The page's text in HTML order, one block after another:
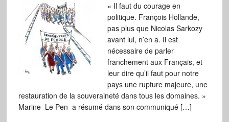
« Il faut du courage en
politique. François Hollande,
pas plus que Nicolas Sarkozy
avant lui, n’en a. Il est
nécessaire de parler
franchement aux Français, et
leur dire qu’il faut pour notre
pays une rupture majeure, une
restauration de la souveraineté dans tous les domaines. »
Marine Le Pen a résumé dans son communiqué […]